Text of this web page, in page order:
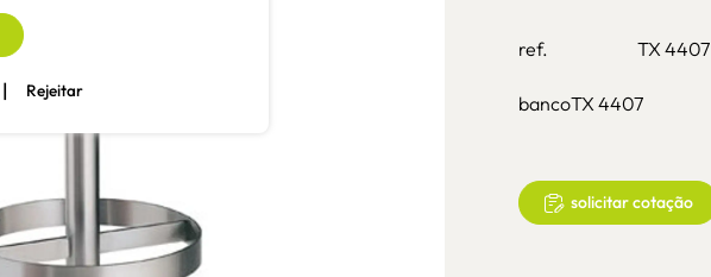
ref. TX 4407
bancoTX 4407
solicitar cotação
| Rejeitar